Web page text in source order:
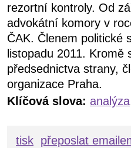
rezortní kontroly. Od
advokátní komory v
ČAK. Členem politické
listopadu 2011.
předsednictva strany,
organizace Praha.
Klíčová slova: analýza
tisk přeposlat